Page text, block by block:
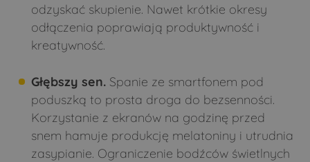
odzyskać skupienie. Nawet krótkie okresy
odłączenia poprawiają produktywność i
kreatywność.
Głębszy sen.Spanie ze smartfonem pod
poduszką to prosta droga do bezsenności.
Korzystanie z ekranów na godzinę przed
snem hamuje produkcję melatoniny i utrudnia
zasypianie. Ograniczenie bodźców świetlnych